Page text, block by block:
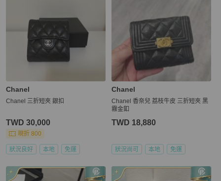
Chanel
Chanel 三折短夾 銀扣
TWD 30,000
現折 800
狀況良好 本地 免運
Chanel
Chanel 香奈兒 荔枝牛皮 三折短夾 黑
霧金釦
TWD 18,880
狀況尚可 本地 免運